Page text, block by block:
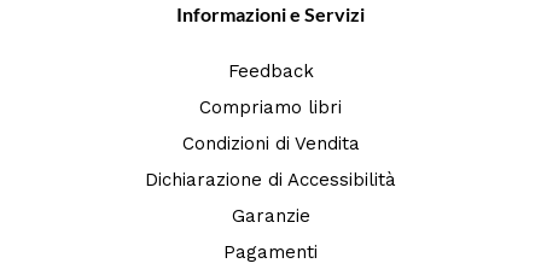
Informazioni e Servizi
Feedback
Compriamo libri
Condizioni di Vendita
Dichiarazione di Accessibilità
Garanzie
Pagamenti